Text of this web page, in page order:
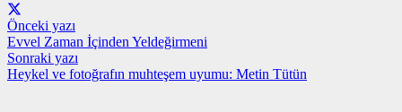
Önceki yazı
Evvel Zaman İçinden Yeldeğirmeni
Sonraki yazı
Heykel ve fotoğrafın muhteşem uyumu: Metin Tütün